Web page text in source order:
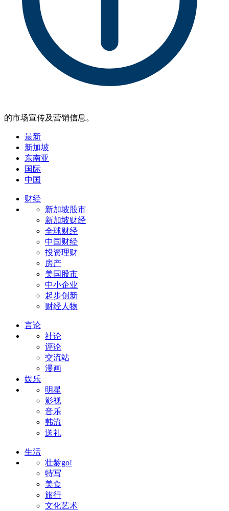
的市场宣传及营销信息。
最新
新加坡
东南亚
国际
中国
财经
新加坡股市
新加坡财经
全球财经
中国财经
投资理财
房产
美国股市
中小企业
起步创新
财经人物
言论
社论
评论
交流站
漫画
娱乐
明星
影视
音乐
韩流
送礼
生活
壮龄go!
特写
美食
旅行
文化艺术